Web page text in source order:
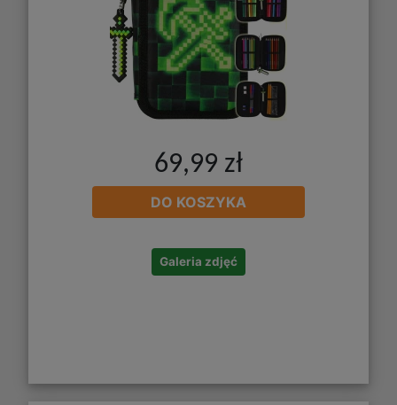
69,99 zł
DO KOSZYKA
Galeria zdjęć